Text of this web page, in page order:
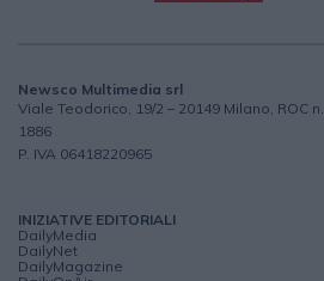
Newsco Multimedia srl
Viale Teodorico, 19/2 – 20149 Milano, ROC n.
1886
P. IVA 06418220965
INIZIATIVE EDITORIALI
DailyMedia
DailyNet
DailyMagazine